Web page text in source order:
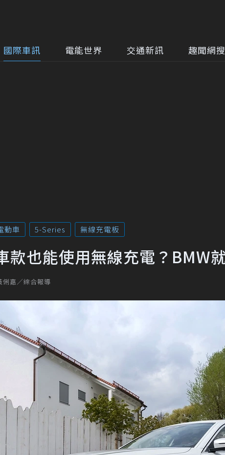
國際車訊 電能世界 交通新訊 趣聞網搜
動車 5-Series 無線充電板
也能使用無線充電？BMW
俐嘉／綜合報導